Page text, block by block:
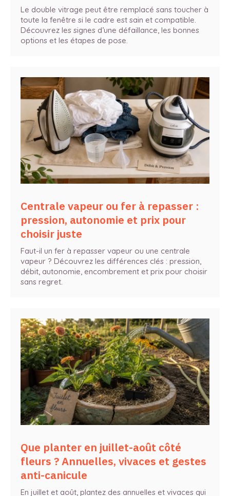
Le double vitrage peut être remplacé sans toucher à
toute la fenêtre si le cadre est sain et compatible.
Découvrez les signes d’une défaillance, les bonnes
options et les étapes de pose.
Centrale vapeur ou fer à repasser :
pression, autonomie et prix pour
choisir juste
Faut-il un fer à repasser vapeur ou une centrale
vapeur ? Découvrez les différences clés : pression,
débit, autonomie, encombrement et prix pour choisir
sans regret.
Que planter en juillet-août côté
fleurs ? Annuelles, vivaces et gestes
anti-canicule
En juillet et août, plantez des annuelles et vivaces qui